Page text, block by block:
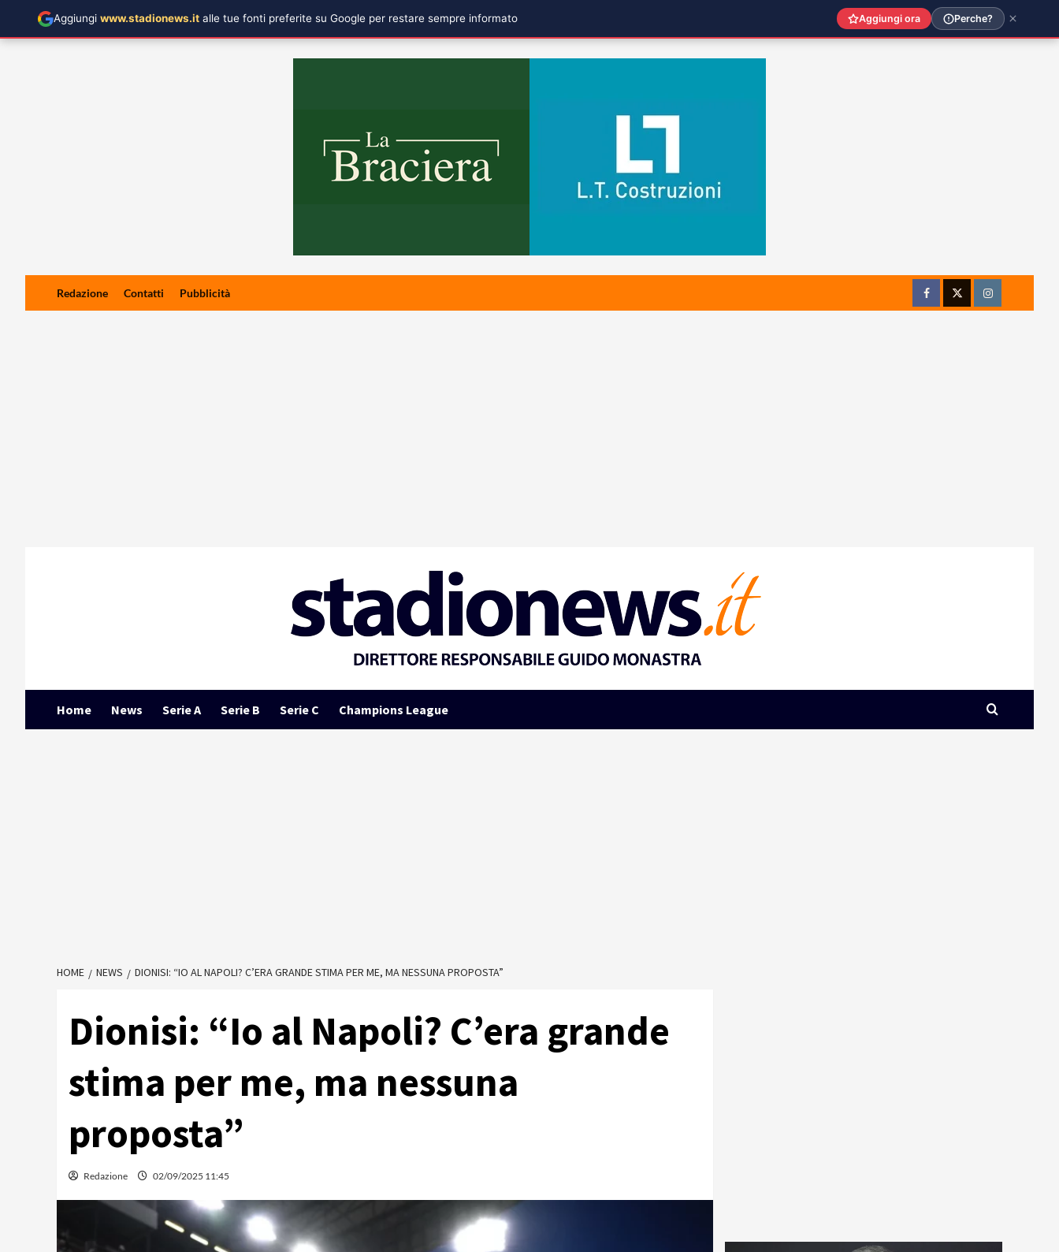
Redazione Contatti Pubblicità
FacebookTwitterInstagram
Home News Serie A Serie B Serie C Champions League
HOME NEWS DIONISI: “IO AL NAPOLI? C’ERA GRANDE STIMA PER ME, MA NESSUNA PROPOSTA”
Dionisi: “Io al Napoli? C’era grande
stima per me, ma nessuna
proposta”
Redazione 02/09/2025 11:45
Aggiungi www.stadionews.it alle tue fonti preferite su Google per restare sempre informato Aggiungi ora Perche?